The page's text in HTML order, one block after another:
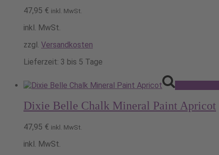
47,95 € inkl. MwSt.
inkl. MwSt.
zzgl. Versandkosten
Lieferzeit: 3 bis 5 Tage
Dixie Belle Chalk Mineral Paint Apricot
47,95 € inkl. MwSt.
inkl. MwSt.